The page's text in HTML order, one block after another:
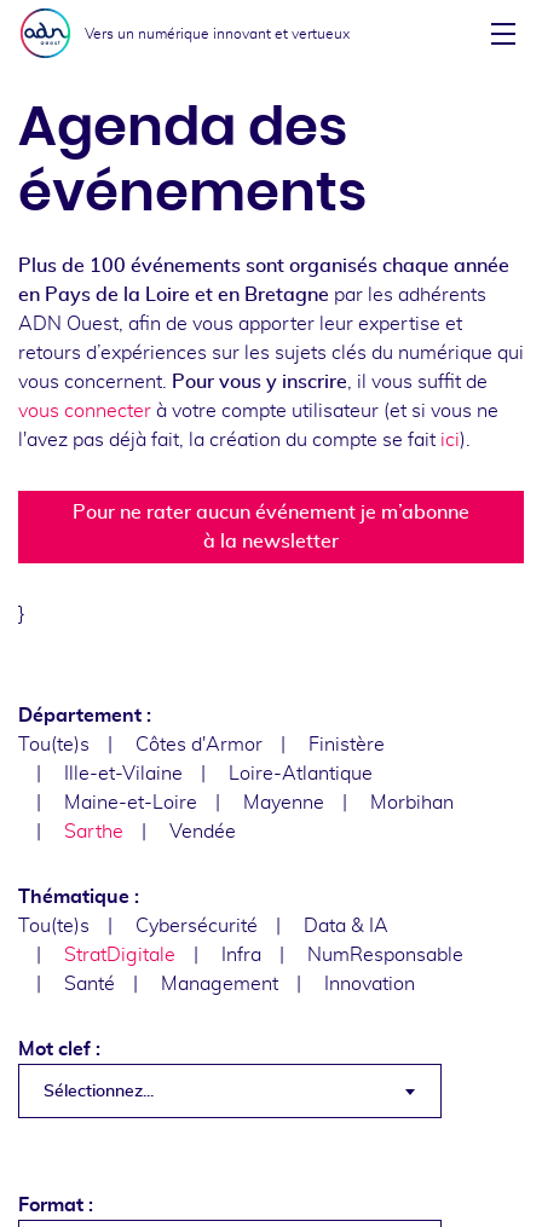
Aller au menu
Aller au contenu
Vers un numérique innovant et vertueux
Agenda des
événements
Plus de 100 événements sont organisés chaque année
en Pays de la Loire et en Bretagne par les adhérents
ADN Ouest, afin de vous apporter leur expertise et
retours d’expériences sur les sujets clés du numérique qui
vous concernent.
Pour vous y inscrire , il vous suffit de
vous connecter à votre compte utilisateur (et si vous ne
l'avez pas déjà fait, la création du compte se fait ici).
Pour ne rater aucun événement je m’abonne
à la newsletter
}
Département :
Tou(te)s
Côtes d'Armor
Finistère
Ille-et-Vilaine
Loire-Atlantique
Maine-et-Loire
Mayenne
Morbihan
Sarthe
Vendée
Thématique :
Tou(te)s
Cybersécurité
Data & IA
StratDigitale
Infra
NumResponsable
Santé
Management Innovation
Mot clef :
Sélectionnez...
Format :